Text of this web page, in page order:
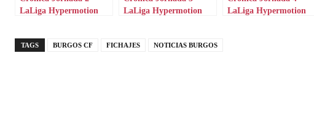
LaLiga Hypermotion
LaLiga Hypermotion
LaLiga Hypermotion
TAGS BURGOS CF FICHAJES NOTICIAS BURGOS